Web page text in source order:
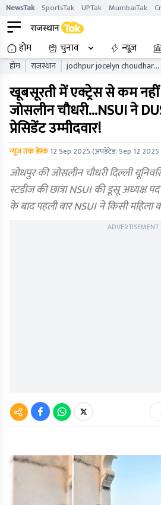
NewsTak SportsTak UPTak MumbaiTak
होम चुनाव न्यूज़
होम राजस्थान
jodhpur jocelyn choudhary
actressnsui makes her the
presidential candidate in
dusu
खूबसूरती में एक्ट्रेस से कम
जोसलीन चौधरी...NSUI ने
प्रेसिडेंट उम्मीदवार!
न्यूज तक डेस्क 12 Sep 2025(अपडेटेड: Sep 12
जोधपुर की जोसलीन चौधरी दिल्ली
स्टडीज की छात्रा NSUI की डूसू अध्यक्ष
के बाद पहली बार NSUI ने किसी महिला
ADVERTISEMENT